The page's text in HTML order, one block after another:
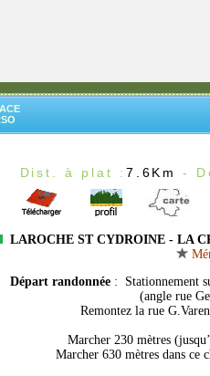
Dist. à plat : 7.6Km -
LAROCHE ST CYDROINE - LA
Départ randonnée : Stationnement
(angle rue
Remontez la rue
Marcher 230 mètres
Marcher 630 mètres dans ce